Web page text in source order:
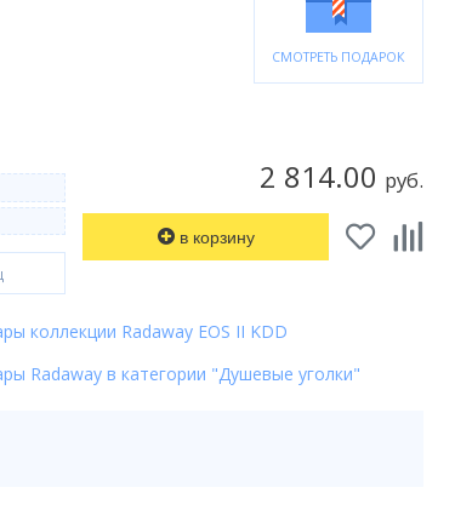
2 814.00 руб.
в корзину
СМОТРЕТЬ ПОДАРОК
коллекции Radaway EOS II KDD
Radaway в категории "Душевые уголки"